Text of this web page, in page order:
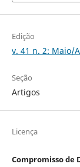
Edição
v. 41 n. 2: Maio/
Seção
Artigos
Licença
Compromisso de